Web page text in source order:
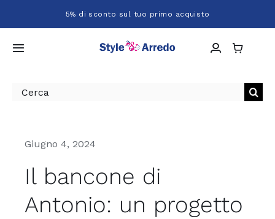
contenuto
5% di sconto sul tuo primo acquisto
Toggle
Cerca
Giugno 4, 2024
Il bancone di
Antonio: un progetto